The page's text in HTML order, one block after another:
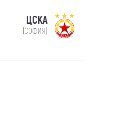
ЦСКА
(СОФИЯ)